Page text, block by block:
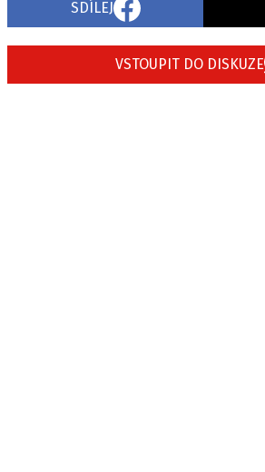
SDÍLEJ
VSTOUPIT DO DISKUZE